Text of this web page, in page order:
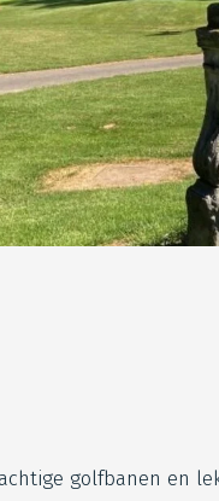
golfbanen en